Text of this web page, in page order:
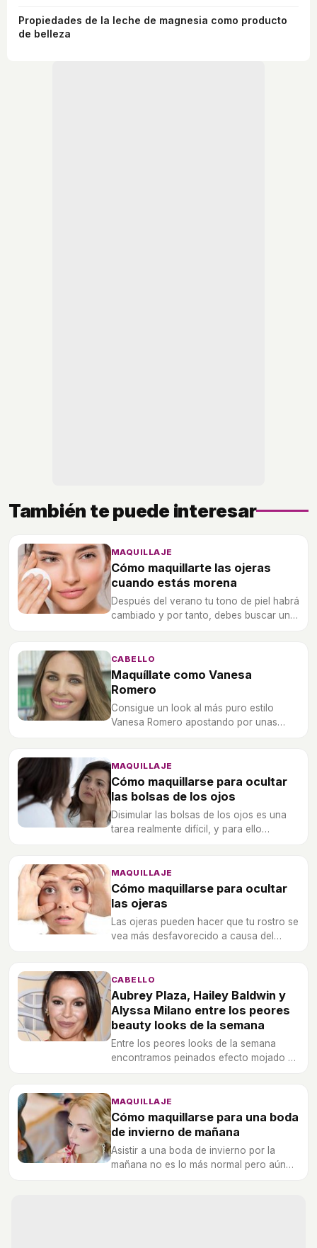
Propiedades de la leche de magnesia como producto
de belleza
También te puede interesar
MAQUILLAJE
Cómo maquillarte las ojeras
cuando estás morena
Después del verano tu tono de piel habrá
cambiado y por tanto, debes buscar un
CABELLO
Maquíllate como Vanesa
Romero
Consigue un look al más puro estilo
Vanesa Romero apostando por unas
MAQUILLAJE
Cómo maquillarse para ocultar
las bolsas de los ojos
Disimular las bolsas de los ojos es una
tarea realmente difícil, y para ello
MAQUILLAJE
Cómo maquillarse para ocultar
las ojeras
Las ojeras pueden hacer que tu rostro se
vea más desfavorecido a causa del
CABELLO
Aubrey Plaza, Hailey Baldwin y
Alyssa Milano entre los peores
beauty looks de la semana
Entre los peores looks de la semana
encontramos peinados efecto mojado y
MAQUILLAJE
Cómo maquillarse para una boda
de invierno de mañana
Asistir a una boda de invierno por la
mañana no es lo más normal pero aún